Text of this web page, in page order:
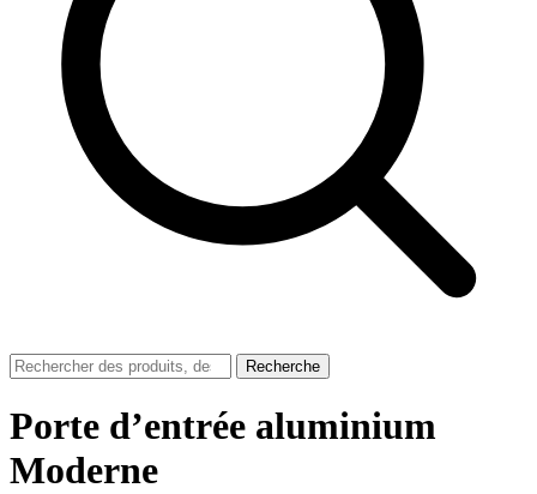
Recherche
Porte d’entrée aluminium
Moderne